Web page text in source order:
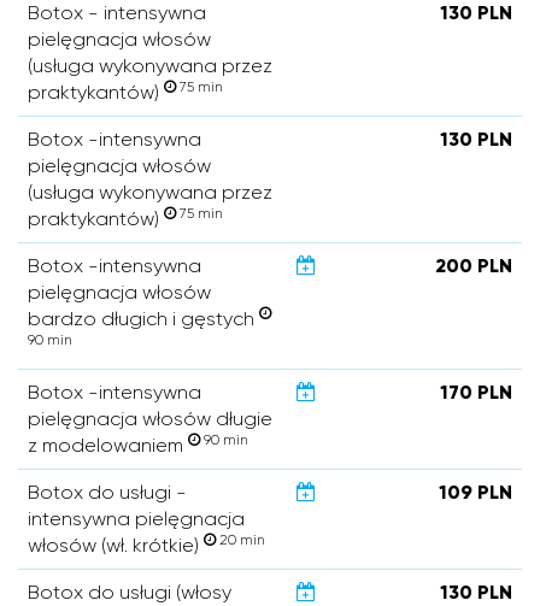
Botox - intensywna
pielęgnacja włosów
(usługa wykonywana przez
praktykantów)
75 min
130 PLN
Botox -intensywna
pielęgnacja włosów
(usługa wykonywana przez
praktykantów)
75 min
130 PLN
Botox -intensywna
pielęgnacja włosów
bardzo długich i gęstych
90 min
200 PLN
Botox -intensywna
pielęgnacja włosów długie
z modelowaniem
90 min
170 PLN
Botox do usługi -
intensywna pielęgnacja
włosów (wł. krótkie)
20 min
109 PLN
Botox do usługi (włosy
130 PLN